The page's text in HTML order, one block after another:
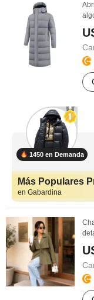
1450 en Demanda
Más Populares
en Gabardina